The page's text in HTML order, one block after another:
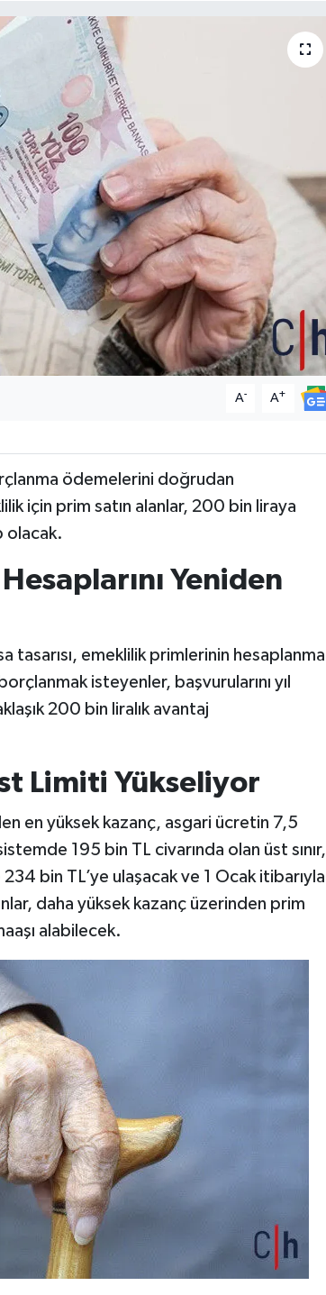
A- A+
ödemelerini doğrudan
için prim satın alanlar, 200 bin liraya
olacak.
Yeniden
emeklilik primlerinin hesaplanma
isteyenler, başvurularını yıl
200 bin liralık avantaj
Limiti Yükseliyor
en yüksek kazanç, asgari ücretin 7,5
195 bin TL civarında olan üst sınır,
bin TL’ye ulaşacak ve 1 Ocak itibarıyla
daha yüksek kazanç üzerinden prim
alabilecek.